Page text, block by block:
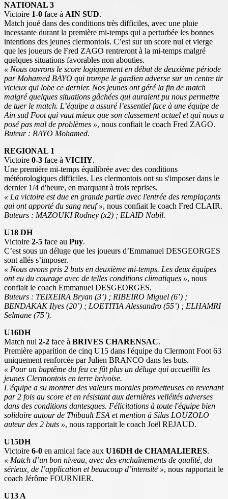
NATIONAL 3
Victoire 1-0 face à AIN SUD.
Match joué dans des conditions très difficiles, avec une pluie
incessante durant la première mi-temps qui a perturbée les bonnes
intentions des jeunes clermontois. C’est sur un score nul et vierge
que les joueurs de Fred ZAGO rentreront à la mi-temps malgré
quelques situations favorables non abouties.
« Nous ouvrons le score logiquement en début de deuxième période
par Mohamed BAYO qui trompe le gardien adverse sur un centre tir
vicieux qui lobe ce dernier. Nos jeunes ont géré la fin de match
malgré quelques situations gâchées qui auraient pu nous permettre
de tuer le match. L’équipe a assuré l’essentiel face à une équipe de
Ain sud Foot qui vaut mieux que son classement actuel et qui nous a
posé pas mal de problèmes », nous confiait le coach Fred ZAGO.
Buteur : BAYO Mohamed.
REGIONAL 1
Victoire 0-3 face à VICHY.
Une première mi-temps équilibrée avec des conditions
météorologiques difficiles. Les clermontois ont su s'imposer dans le
dernier 1/4 d'heure, en marquant à trois reprises.
« La victoire est due en grande partie avec l'entrée des remplaçants
qui ont apporté du sang neuf », nous confiait le coach Fred CLAIR.
Buteurs : MAZOUKI Rodney (x2) ; ELAID Nabil.
U18 DH
Victoire 2-5 face au Puy.
C’est sous un déluge que les joueurs d’Emmanuel DESGEORGES
sont allés s’imposer.
« Nous avons pris 2 buts en deuxième mi-temps. Les deux équipes
ont eu du courage avec de telles conditions climatiques », nous
confiait le coach Emmanuel DESGEORGES.
Buteurs : TEIXEIRA Bryan (3’) ; RIBEIRO Miguel (6’) ;
BENDAKAK Ilyes (20’) ; LOETITIA Alessandro (55’) ; ELHAMRI
Selmane (75’).
U16DH
Match nul 2-2 face à BRIVES CHARENSAC.
Première apparition de cinq U15 dans l'équipe du Clermont Foot 63
uniquement renforcée par Julien BRANCO dans les buts.
« Pour un baptême du feu ce fût plus un déluge qui accueillit les
jeunes Clermontois en terre brivoise.
L'équipe a su montrer des valeurs morales prometteuses en revenant
par 2 fois au score et en résistant aux dernières velléités adverses
dans des conditions dantesques. Félicitations à toute l'équipe bien
solidaire autour de Thibault ESA et mention à Silas LOUZOLO
auteur des 2 buts », nous rapportait le coach Joël REJAUD.
U15DH
Victoire 6-0 en amical face aux U16DH de CHAMALIERES.
« Match d’un bon niveau, avec des enchaînements de qualité, du
sérieux, de l’application et beaucoup d’intensité », nous rapportait le
coach Jérôme FOURNIER.
U13 A